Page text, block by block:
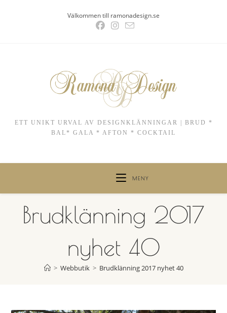
Välkommen till ramonadesign.se
ETT UNIKT URVAL AV DESIGNKLÄNNINGAR | BRUD *
BAL* GALA * AFTON * COCKTAIL
MENY
Brudklänning 2017
nyhet 40
> Webbutik > Brudklänning 2017 nyhet 40